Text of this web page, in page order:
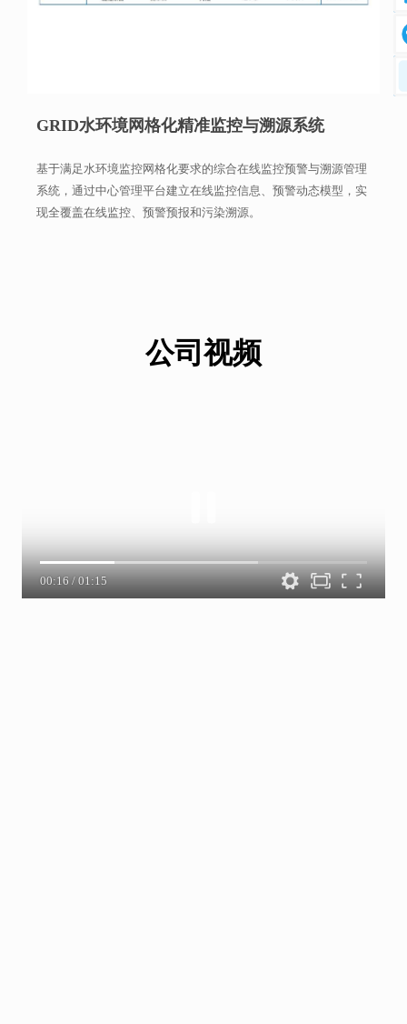
GRID水环境网格化精准监控与溯源系统
基于满足水环境监控网格化要求的综合在线监控预警与溯源管理
系统，通过中心管理平台建立在线监控信息、预警动态模型，实
现全覆盖在线监控、预警预报和污染溯源。
公司视频
00:17/01:15